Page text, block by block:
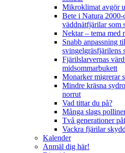
Mikroklimat avgör
Bete i Natura 2000-
väddnätfjärilar som
Nektar – tema med
Snabb anpassning
svingelgräsfjärilens
Fjärilslarvernas
midsommarbukett
Monarker migrerar
Mindre kräsna
norrut
Vad tittar du på?
Många slags
Två generationer
Vackra fjärilar
Kalender
Anmäl dig här!